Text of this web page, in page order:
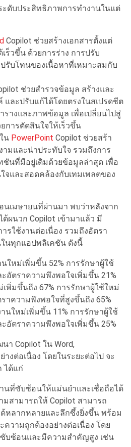
ะดับประสิทธิภาพการทำงานในแต่
Copilot ช่วยสร้างเอกสารตั้งแต่
ร็วขึ้น ด้วยการร่าง การปรับ
รับโทนของเนื้อหาที่เหมาะสมกับ
ช่วยสำรวจข้อมูล สร้างและ
และปรับแก้ได้โดยตรงในสเปรดชีต
รางและภาพข้อมูล เพื่อเปลี่ยนไปสู่
การตัดสินใจให้เร็วขึ้น
น PowerPoint Copilot ช่วยสร้า
ามและน่าประทับใจ รวมถึงการ
ชันที่มีอยู่เดิมด้วยข้อมูลล่าสุด เพื่อ
จและสอดคล้องกับเทมเพลตของ
อนเมษายนที่ผ่านมา พบว่าหลังจาก
ผนวก Copilot เข้ามาแล้ว มี
รใช้งานต่อเนื่อง รวมถึงอัตรา
นทุกแอปพลิเคชัน ดังนี้
ใหม่เพิ่มขึ้น 52% การรักษาผู้ใช้
ะอัตราความพึงพอใจเพิ่มขึ้น 21%
เพิ่มขึ้นถึง 67% การรักษาผู้ใช้ใหม่
ราความพึงพอใจที่สูงขึ้นถึง 65%
นใหม่เพิ่มขึ้น 11% การรักษาผู้ใช้
ะอัตราความพึงพอใจเพิ่มขึ้น 25%
า Copilot ใน Word,
างต่อเนื่อง โดยในระยะต่อไป จะ
ได้แก่
นที่ซับซ้อนให้แม่นยำและเชื่อถือได้
มสามารถให้ Copilot สามารถ
หลากหลายและลึกซึ้งยิ่งขึ้น พร้อม
ความถูกต้องอย่างต่อเนื่อง โดย
บซ้อนและมีความสำคัญสูง เช่น